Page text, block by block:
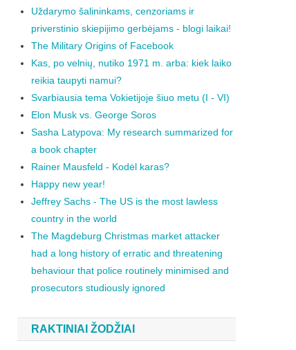
Uždarymo šalininkams, cenzoriams ir
priverstinio skiepijimo gerbėjams - blogi laikai!
The Military Origins of Facebook
Kas, po velnių, nutiko 1971 m. arba: kiek laiko
reikia taupyti namui?
Svarbiausia tema Vokietijoje šiuo metu (I - VI)
Elon Musk vs. George Soros
Sasha Latypova: My research summarized for
a book chapter
Rainer Mausfeld - Kodėl karas?
Happy new year!
Jeffrey Sachs - The US is the most lawless
country in the world
The Magdeburg Christmas market attacker
had a long history of erratic and threatening
behaviour that police routinely minimised and
prosecutors studiously ignored
RAKTINIAI ŽODŽIAI